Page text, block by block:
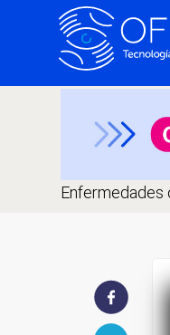
Enfermedades